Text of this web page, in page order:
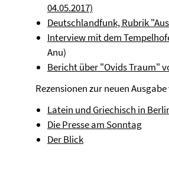
04.05.2017)
Deutschlandfunk, Rubrik
Interview mit dem
Anu)
Bericht über "Ovids Traum"
Rezensionen zur neuen
Latein und Griechisch in
Die Presse am Sonntag
Der Blick